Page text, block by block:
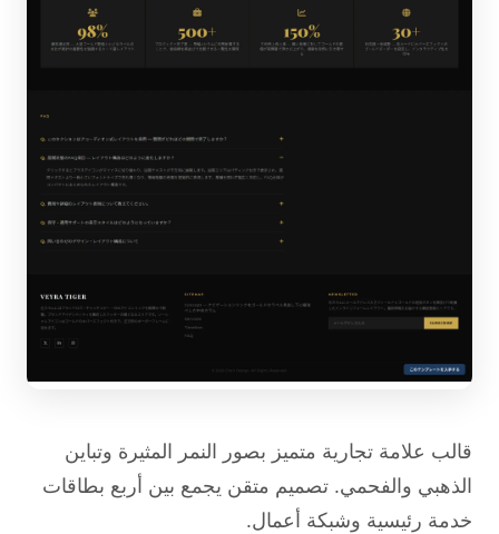
قالب علامة تجارية متميز بصور النمر المثيرة وتباين
الذهبي والفحمي. تصميم متقن يجمع بين أربع بطاقات
خدمة رئيسية وشبكة أعمال.